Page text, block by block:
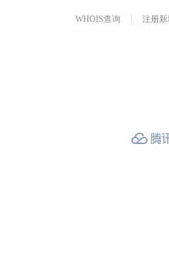
WHOIS查询 注册新